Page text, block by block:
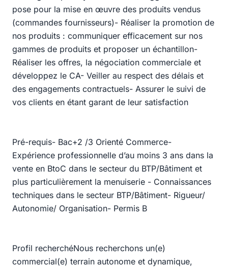
pose pour la mise en œuvre des produits vendus
(commandes fournisseurs)- Réaliser la promotion de
nos produits : communiquer efficacement sur nos
gammes de produits et proposer un échantillon-
Réaliser les offres, la négociation commerciale et
développez le CA- Veiller au respect des délais et
des engagements contractuels- Assurer le suivi de
vos clients en étant garant de leur satisfaction
Pré-requis- Bac+2 /3 Orienté Commerce-
Expérience professionnelle d’au moins 3 ans dans la
vente en BtoC dans le secteur du BTP/Bâtiment et
plus particulièrement la menuiserie - Connaissances
techniques dans le secteur BTP/Bâtiment- Rigueur/
Autonomie/ Organisation- Permis B
Profil recherchéNous recherchons un(e)
commercial(e) terrain autonome et dynamique,